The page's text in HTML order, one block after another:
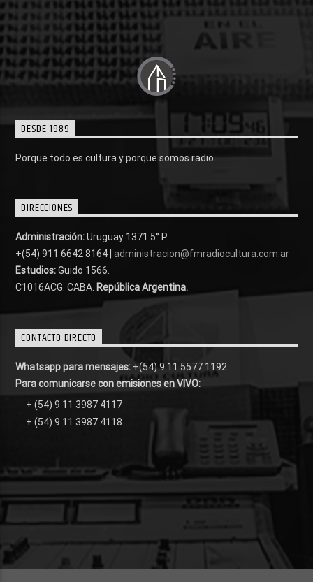
DESDE 1989
Porque todo es cultura y porque somos radio.
DIRECCIONES
Administración:Uruguay 1371 5° P.
+(54) 911 6642 8164 | administracion@fmradiocultura.com.ar
Estudios:Guido 1566.
C1016ACG. CABA. República Argentina.
CONTACTO DIRECTO
Whatsapp para mensajes: +(54) 9 11 5577 1192
Para comunicarse con emisiones en VIVO:
+ (54) 9 11 3987 4117
+ (54) 9 11 3987 4118